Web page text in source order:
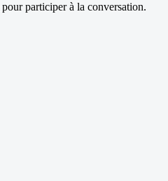
pour participer à la conversation.